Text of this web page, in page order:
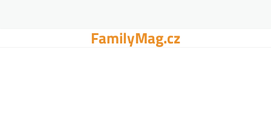
FamilyMag.cz